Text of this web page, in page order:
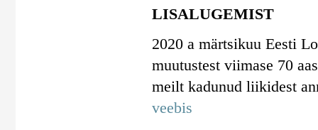
LISALUGEMIST
2020 a märtsikuu Eesti
muutustest viimase 70
meilt kadunud liikidest
veebis